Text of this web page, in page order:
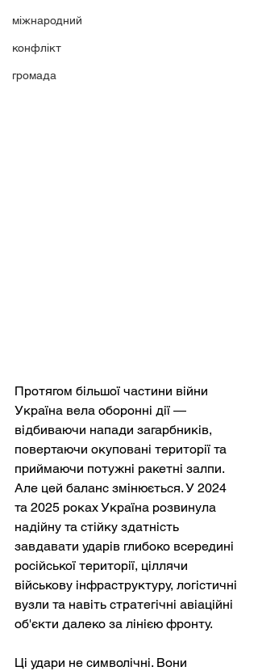
міжнародний
конфлікт
громада
Протягом більшої частини війни
Україна вела оборонні дії —
відбиваючи напади загарбників,
повертаючи окуповані території та
приймаючи потужні ракетні залпи.
Але цей баланс змінюється. У 2024
та 2025 роках Україна розвинула
надійну та стійку здатність
завдавати ударів глибоко всередині
російської території, ціллячи
військову інфраструктуру, логістичні
вузли та навіть стратегічні авіаційні
об'єкти далеко за лінією фронту.
Ці удари не символічні. Вони